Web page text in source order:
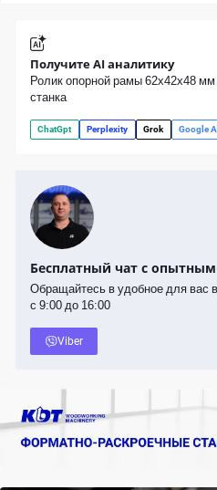
Получите AI аналитику
Ролик опорной рамы 62х42х48
станка
ChatGpt Perplexity Grok Google
Бесплатный чат с
Обращайтесь в удобное для вас
с 9:00 до 16:00
Viber